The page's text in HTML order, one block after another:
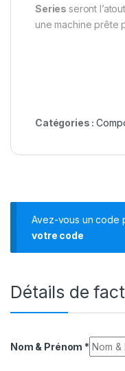
Seriesseront
une machine prête
Catégories :
Avez-vous un code
votre code
Détails de
Nom & Prénom *